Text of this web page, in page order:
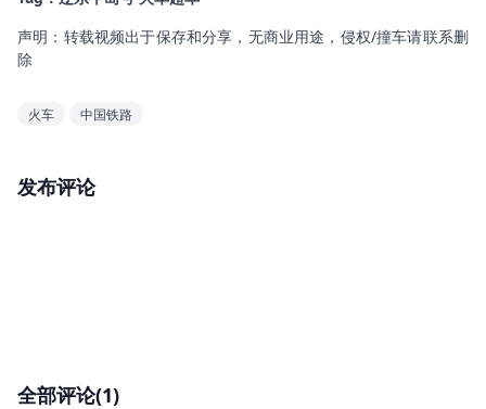
声明：转载视频出于保存和分享，无商业用途，侵权/撞车请联系删
除
火车 中国铁路
发布评论
全部评论(1)